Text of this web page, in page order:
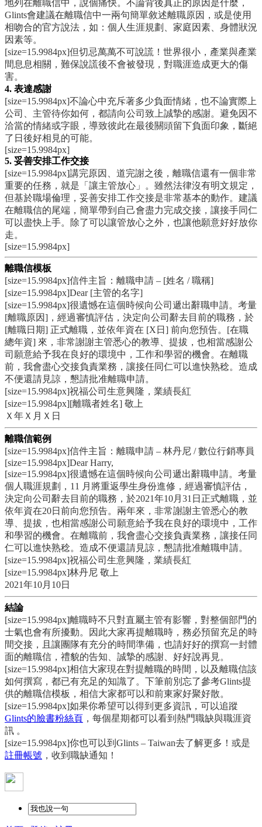
地列在離職信中，說個痛快。不論背後真正的原因是什麼，
Glints會建議在離職信中一兩句簡單敘述離職原因，或是使用
相吻合的官方說法，如：個人生涯規劃、家庭因素、身體狀況
因素等。
[size=15.9984px]但切忌萬萬不可說謊！世界很小，產業與產業
間息息相關，難保說謊後不會被發現，對職涯造成更大的傷
害。
4. 表達感謝
[size=15.9984px]不論心中充斥著多少負面情緒，也不論實際上
公司、主管待你如何，都請向公司致上誠摯的感謝。避免因不
洽當的情緒或字眼，導致彼此在最後關頭留下負面印象，斷絕
了日後好相見的可能。
[size=15.9984px]
5. 妥善安排工作交接
[size=15.9984px]講完原因、道完謝之後，離職信還有一個非常
重要的任務，就是「讓主管放心」。雖然法律沒有明文規定，
但基於職場倫理，妥善安排工作交接是非常基本的動作。建議
在離職信的尾端，簡單帶到自己會盡力完成交接，讓接手同仁
可以盡快上手。除了可以讓管放心之外，也讓他願意好好放你
走。
[size=15.9984px]
離職信模板
[size=15.9984px]信件主旨：離職申請 – [姓名 / 職稱]
[size=15.9984px]Dear [主管的名字]
[size=15.9984px]很遺憾在這個時候向公司遞出辭職申請。考量
[離職原因]，經過審慎評估，決定向公司辭去目前的職務，於
[離職日期] 正式離職，並依年資在 [X日] 前向您預告。[在職
總年資] 來，非常謝謝主管悉心的教導、提拔，也相當感謝公
司願意給予我在良好的環境中，工作和學習的機會。在離職
前，我會盡心交接負責業務，讓接任同仁可以進快熟稔。造成
不便還請見諒，懇請批准離職申請。
[size=15.9984px]祝福公司生意興隆，業績長紅
[size=15.9984px][離職者姓名] 敬上
Ｘ年Ｘ月Ｘ日
離職信範例
[size=15.9984px]信件主旨：離職申請 – 林丹尼 / 數位行銷專員
[size=15.9984px]Dear Harry,
[size=15.9984px]很遺憾在這個時候向公司遞出辭職申請。考量
個人職涯規劃，11 月將重返學生身份進修，經過審慎評估，
決定向公司辭去目前的職務，於2021年10月31日正式離職，並
依年資在20日前向您預告。兩年來，非常謝謝主管悉心的教
導、提拔，也相當感謝公司願意給予我在良好的環境中，工作
和學習的機會。在離職前，我會盡心交接負責業務，讓接任同
仁可以進快熟稔。造成不便還請見諒，懇請批准離職申請。
[size=15.9984px]祝福公司生意興隆，業績長紅
[size=15.9984px]林丹尼 敬上
2021年10月10日
結論
[size=15.9984px]離職時不只對直屬主管有影響，對整個部門的
士氣也會有所擾動。因此大家再提離職時，務必預留充足的時
間交接，且讓團隊有充分的時間準備，也請好好的撰寫一封體
面的離職信，禮貌的告知、誠摯的感謝、好好說再見。
[size=15.9984px]相信大家現在對提離職的時間，以及離職信該
如何撰寫，都已有充足的知識了。下筆前別忘了參考Glints提
供的離職信模板，相信大家都可以和前東家好聚好散。
[size=15.9984px]如果你希望可以得到更多資訊，可以追蹤
Glints的臉書粉絲頁 ，每個星期都可以看到熱門職缺與職涯資
訊 。
[size=15.9984px]你也可以到Glints – Taiwan去了解更多！或是
註冊帳號 ，收到職缺通知！